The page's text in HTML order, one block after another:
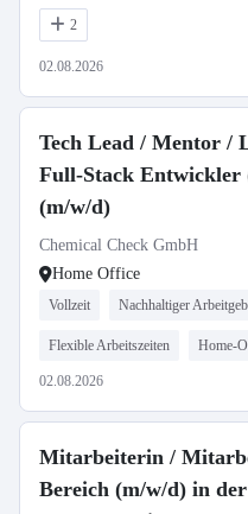
2
02.08.2026
Tech Lead / Mentor /
Full-Stack Entwickler
(m/w/d)
Chemical Check GmbH
Home Office
Vollzeit Nachhaltiger
Flexible Arbeitszeiten Home-
02.08.2026
Mitarbeiterin /
Bereich (m/w/d) in der